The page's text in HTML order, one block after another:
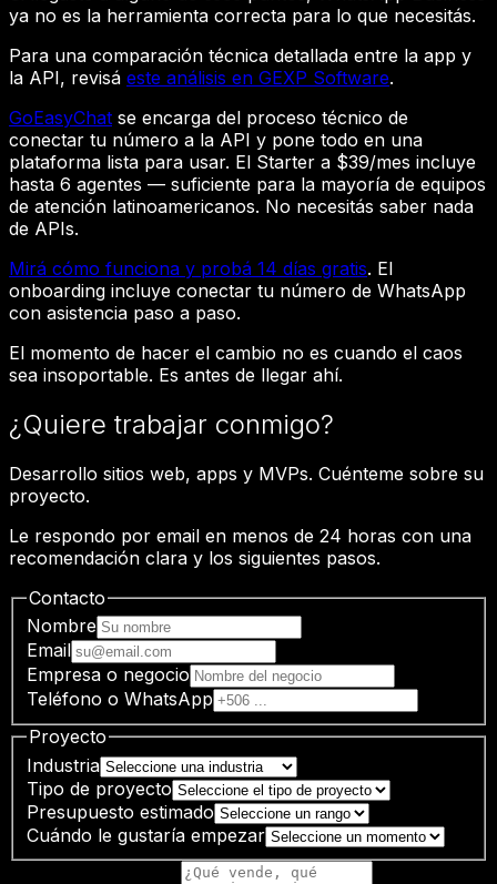
ya no es la herramienta correcta para lo que necesitás.
Para una comparación técnica detallada entre la app y
la API, revisá este análisis en GEXP Software.
GoEasyChat se encarga del proceso técnico de
conectar tu número a la API y pone todo en una
plataforma lista para usar. El Starter a $39/mes incluye
hasta 6 agentes — suficiente para la mayoría de equipos
de atención latinoamericanos. No necesitás saber nada
de APIs.
Mirá cómo funciona y probá 14 días gratis. El
onboarding incluye conectar tu número de WhatsApp
con asistencia paso a paso.
El momento de hacer el cambio no es cuando el caos
sea insoportable. Es antes de llegar ahí.
¿Quiere trabajar conmigo?
Desarrollo sitios web, apps y MVPs. Cuénteme sobre su
proyecto.
Le respondo por email en menos de 24 horas con una
recomendación clara y los siguientes pasos.
Contacto
Nombre
Email
Empresa o negocio
Teléfono o WhatsApp
Proyecto
Industria
Tipo de proyecto
Presupuesto estimado
Cuándo le gustaría empezar